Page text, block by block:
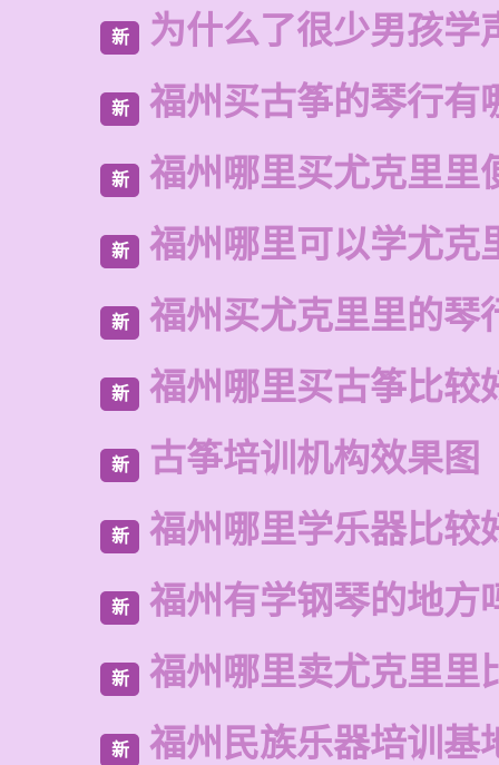
新 为什么了很少男孩学
新 福州买古筝的琴行有
新 福州哪里买尤克里里
新 福州哪里可以学尤克
新 福州买尤克里里的琴
新 福州哪里买古筝比较
新 古筝培训机构效果图
新 福州哪里学乐器比较
新 福州有学钢琴的地方
新 福州哪里卖尤克里里
新 福州民族乐器培训基